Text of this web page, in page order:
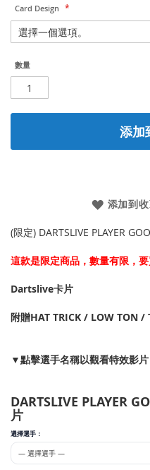
Card Design
數量
添加
添加到
(限定) DARTSLIVE PLAYER
這款是限定商品，數量有限，
Dartslive卡片
附贈HAT TRICK / LOW TON /
▼點擊選手名稱以觀看特效影
DARTSLIVE PLAYER
片
選擇選手：